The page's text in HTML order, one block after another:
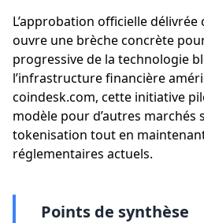
L’approbation officielle délivrée
ouvre une brèche concrète
progressive de la technologie
l’infrastructure financière
coindesk.com, cette initiative
modèle pour d’autres
tokenisation tout en
réglementaires actuels.
Points de synthèse